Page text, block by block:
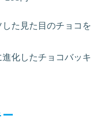
た見た目のチョコを
化したチョコバッキ
ー